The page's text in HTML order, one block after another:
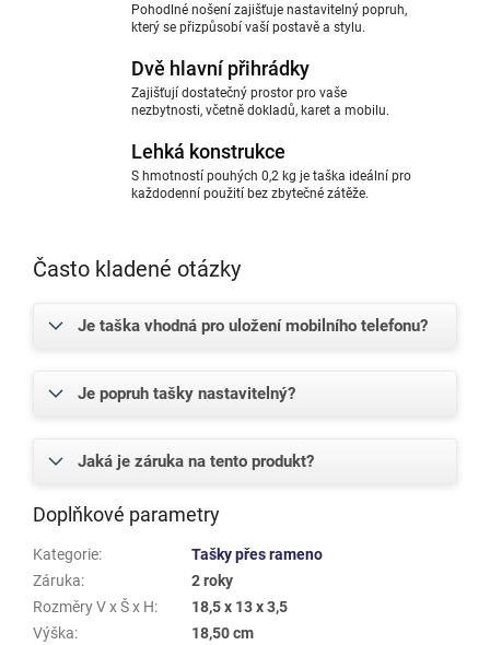
Pohodlné nošení zajišťuje nastavitelný popruh,
který se přizpůsobí vaší postavě a stylu.
Dvě hlavní přihrádky
Zajišťují dostatečný prostor pro vaše
nezbytnosti, včetně dokladů, karet a mobilu.
Lehká konstrukce
S hmotností pouhých 0,2 kg je taška ideální pro
každodenní použití bez zbytečné zátěže.
Často kladené otázky
Je taška vhodná pro uložení mobilního telefonu?
Je popruh tašky nastavitelný?
Jaká je záruka na tento produkt?
Doplňkové parametry
Kategorie:
Tašky přes rameno
Záruka:
2 roky
Rozměry V x Š x H:
18,5 x 13 x 3,5
Výška:
18,50 cm